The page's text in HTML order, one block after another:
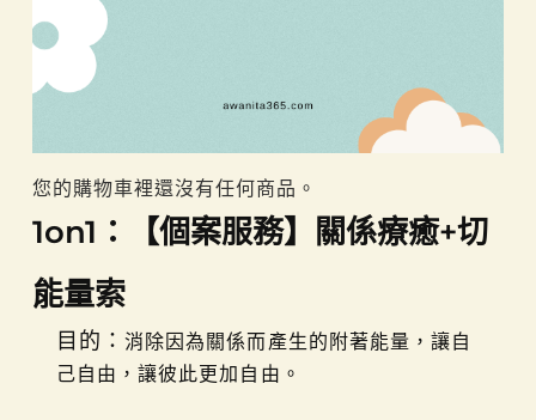
您的購物車裡還沒有任何商品。
1on1：【個案服務】關係療癒+切
能量索
目的： 消除因為關係而產生的附著能量，讓自
己自由，讓彼此更加自由。